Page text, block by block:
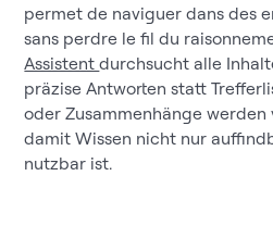
permet de naviguer dans des
sans perdre le fil du
Assistentdurchsucht alle
präzise Antworten statt
oder Zusammenhänge
damit Wissen nicht nur
nutzbar ist.